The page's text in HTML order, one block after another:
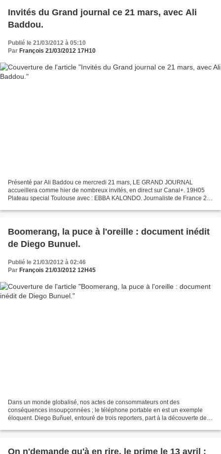
Invités du Grand journal ce 21 mars, avec Ali
Baddou.
Publié le 21/03/2012 à 05:10
Par François 21/03/2012 17H10
Présenté par Ali Baddou ce mercredi 21 mars, LE GRAND JOURNAL
accueillera comme hier de nombreux invités, en direct sur Canal+. 19H05
Plateau special Toulouse avec : EBBA KALONDO. Journaliste de France 24
Boomerang, la puce à l'oreille : document inédit
de Diego Bunuel.
Publié le 21/03/2012 à 02:46
Par François 21/03/2012 12H45
Dans un monde globalisé, nos actes de consommateurs ont des
conséquences insoupçonnées ; le téléphone portable en est un exemple
éloquent. Diego Buñuel, entouré de trois reporters, part à la découverte des
On n'demande qu'à en rire, le prime le 13 avril :